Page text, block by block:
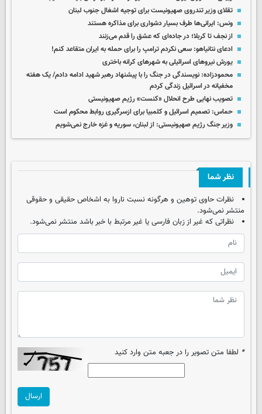
تقلای وزیر تندروی صهیونیست برای توجیه اشغال جنوب لبنان
ونس: ایرانی‌ها طرف بسیار دشواری برای مذاکره هستند
از نجف تا کربلا؛ در جاده‌ای که عشق را قدم می‌زنند
ادعای نتانیاهو: سعی نکردم ترامپ را برای حمله به ایران متقاعد کنم!
یورش نیروهای اسرائیلی به شهرهای کرانه باختری
محمودزاده: نویسندگی در جنگ را با پیشنهاد رهبر شهید ادامه دادم/ یک هفته
مخفیانه در اسرائیل زندگی کردم
تصویب نهایی طرح انحلال «کنست» رژیم صهیونیستی
حماس: تصمیم اسرائیل و کلمبیا برای ازسرگیری روابط محکوم است
وزیر جنگ رژیم صهیونیستی: از لبنان، سوریه و غزه خارج نمی‌شویم
نظر شما
نظرات حاوی توهین و هرگونه نسبت ناروا به اشخاص حقیقی و حقوقی
منتشر نمی‌شود.
نظراتی که غیر از زبان فارسی یا غیر مرتبط با خبر باشد منتشر نمی‌شود.
* لطفا متن تصویر را در جعبه متن وارد کنید
ارسال